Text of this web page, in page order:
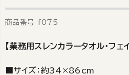
商品番号 f075
【業務用スレンカラータオル・フェ
■サイズ：約34×86cm